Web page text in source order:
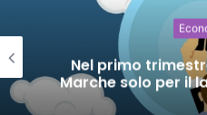
Nel primo
Marche solo per il